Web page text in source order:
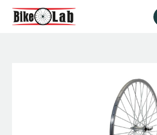
Bikelab
Σχετικά Με Εμάς
Υπηρεσίες